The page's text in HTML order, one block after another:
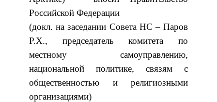
Российской Федерации
(докл. на заседании Совета НС – Паров
Р.Х., председатель комитета по
местному самоуправлению,
национальной политике, связям с
общественностью и религиозными
организациями)